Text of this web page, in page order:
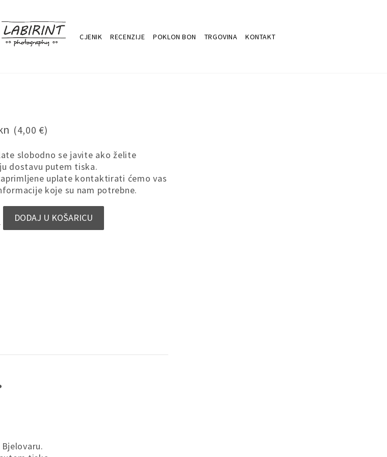
CJENIK RECENZIJE POKLON BON TRGOVINA KONTAKT
(4,00 €)
slobodno se javite ako želite
dostavu putem tiska.
uplate kontaktirati ćemo vas
koje su nam potrebne.
DODAJ U KOŠARICU